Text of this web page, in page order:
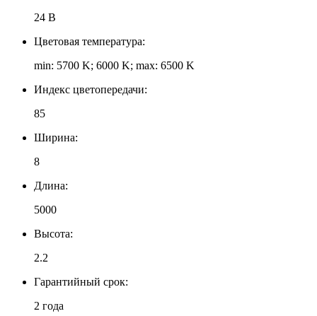
24 В
Цветовая температура:
min: 5700 K; 6000 K; max: 6500 K
Индекс цветопередачи:
85
Ширина:
8
Длина:
5000
Высота:
2.2
Гарантийный срок:
2 года